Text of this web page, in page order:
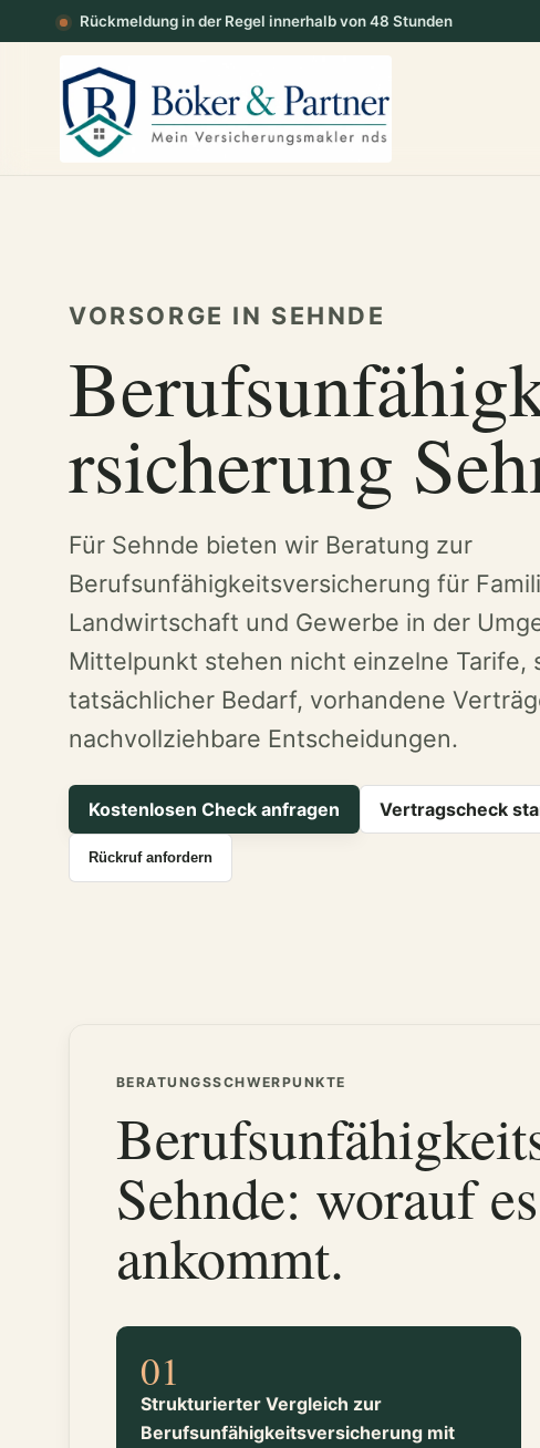
Rückmeldung in der Regel innerhalb von 48 Stunden
VORSORGE IN SEHNDE
rsicherung
Für Sehnde bieten wir Beratung zur
Berufsunfähigkeitsversicherung für
Landwirtschaft und Gewerbe in der
Mittelpunkt stehen nicht einzelne Tarife,
tatsächlicher Bedarf, vorhandene
nachvollziehbare Entscheidungen.
Kostenlosen Check anfragen Vertragscheck
Rückruf anfordern
BERATUNGSSCHWERPUNKTE
Sehnde: worauf
ankommt.
01
Strukturierter Vergleich zur
Berufsunfähigkeitsversicherung mit